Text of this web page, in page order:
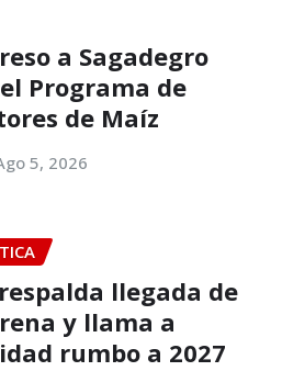
a Sagadegro
Programa de
de Maíz
5, 2026
llegada de
y llama a
rumbo a 2027